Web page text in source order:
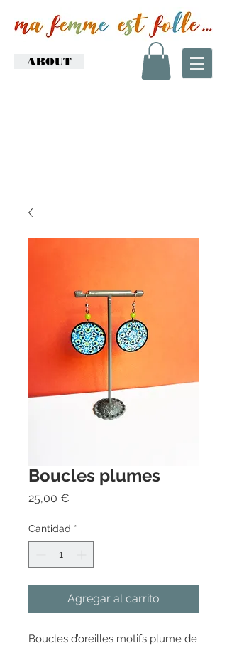
ABOUT
Boucles plumes
25,00 €
Cantidad *
Agregar al carrito
Boucles d’oreilles motifs plume de